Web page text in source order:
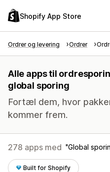
Shopify App Store
Ordrer og levering Ordrer
Alle apps til
global sporing
Fortæl dem, hvor
kommer frem.
278 apps med Global
Built for Shopify